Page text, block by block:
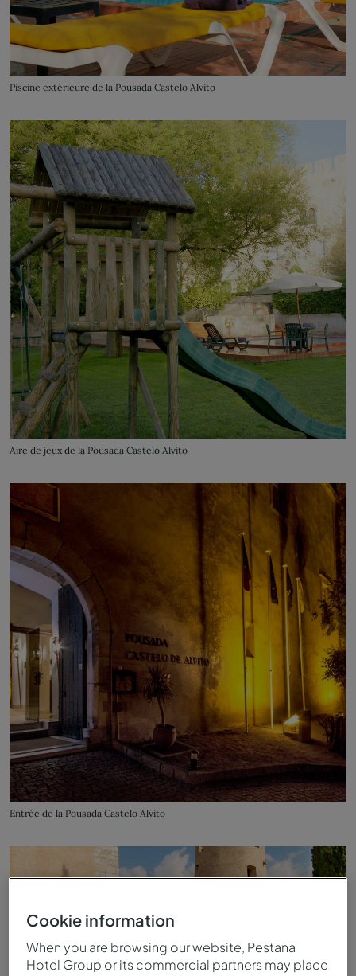
Piscine extérieure de la Pousada Castelo Alvito
Aire de jeux de la Pousada Castelo Alvito
Entrée de la Pousada Castelo Alvito
Cookie information
When you are browsing our website, Pestana
Hotel Group or its commercial partners may place